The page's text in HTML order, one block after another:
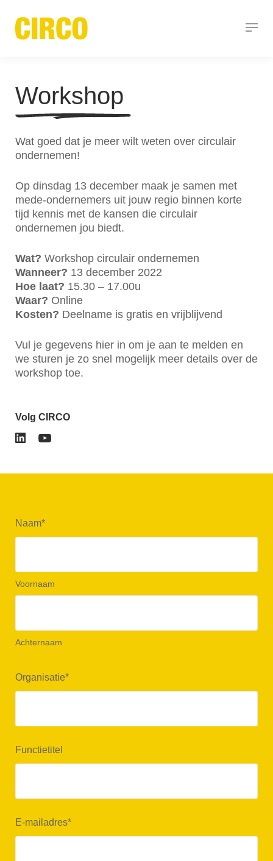
Workshop
Wat goed dat je meer wilt weten over circulair
ondernemen!
Op dinsdag 13 december maak je samen met
mede-ondernemers uit jouw regio binnen korte
tijd kennis met de kansen die circulair
ondernemen jou biedt.
Wat? Workshop circulair ondernemen
Wanneer? 13 december 2022
Hoe laat? 15.30 – 17.00u
Waar? Online
Kosten? Deelname is gratis en vrijblijvend
Vul je gegevens hier in om je aan te melden en
we sturen je zo snel mogelijk meer details over de
workshop toe.
Volg CIRCO
Naam*
Voornaam
Achternaam
Organisatie*
Functietitel
E-mailadres*